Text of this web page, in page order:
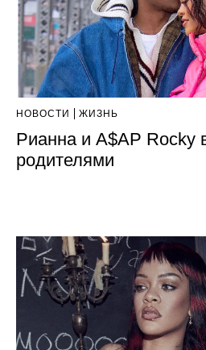
НОВОСТИ ЖИЗНЬ
Рианна и A$AP Rocky
родителями